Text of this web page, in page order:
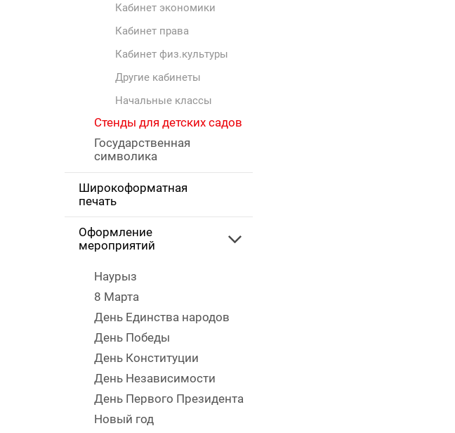
Кабинет экономики
Кабинет права
Кабинет физ.культуры
Другие кабинеты
Начальные классы
Стенды для детских садов
Государственная
символика
Широкоформатная
печать
Оформление
мероприятий
Наурыз
8 Марта
День Единства народов
День Победы
День Конституции
День Независимости
День Первого Президента
Новый год